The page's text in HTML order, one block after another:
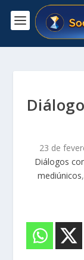
23 de
Diálogos
mediúnicos,